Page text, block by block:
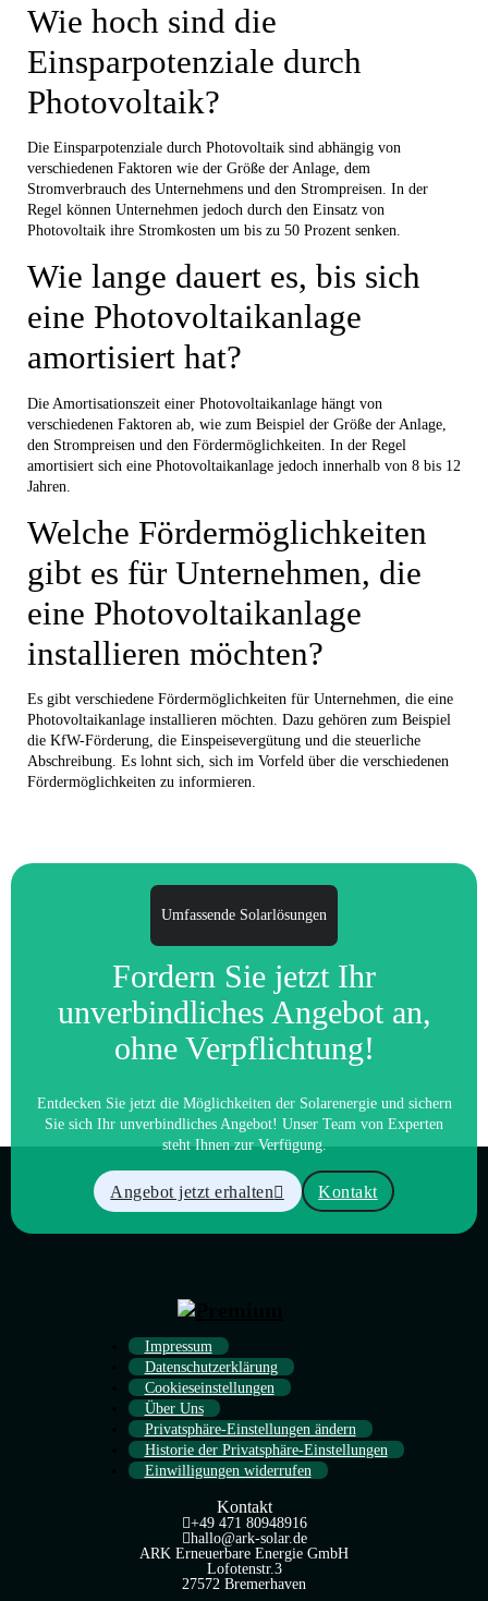
Wie hoch sind die
Einsparpotenziale durch
Photovoltaik?
Die Einsparpotenziale durch Photovoltaik sind abhängig von
verschiedenen Faktoren wie der Größe der Anlage, dem
Stromverbrauch des Unternehmens und den Strompreisen. In der
Regel können Unternehmen jedoch durch den Einsatz von
Photovoltaik ihre Stromkosten um bis zu 50 Prozent senken.
Wie lange dauert es, bis sich
eine Photovoltaikanlage
amortisiert hat?
Die Amortisationszeit einer Photovoltaikanlage hängt von
verschiedenen Faktoren ab, wie zum Beispiel der Größe der Anlage,
den Strompreisen und den Fördermöglichkeiten. In der Regel
amortisiert sich eine Photovoltaikanlage jedoch innerhalb von 8 bis 12
Jahren.
Welche Fördermöglichkeiten
gibt es für Unternehmen, die
eine Photovoltaikanlage
installieren möchten?
Es gibt verschiedene Fördermöglichkeiten für Unternehmen, die eine
Photovoltaikanlage installieren möchten. Dazu gehören zum Beispiel
die KfW-Förderung, die Einspeisevergütung und die steuerliche
Abschreibung. Es lohnt sich, sich im Vorfeld über die verschiedenen
Fördermöglichkeiten zu informieren.
Umfassende Solarlösungen
Fordern Sie jetzt Ihr
unverbindliches Angebot an,
ohne Verpflichtung!
Entdecken Sie jetzt die Möglichkeiten der Solarenergie und sichern
Sie sich Ihr unverbindliches Angebot! Unser Team von Experten
steht Ihnen zur Verfügung.
Angebot jetzt erhalten Kontakt
Impressum
Datenschutzerklärung
Cookieseinstellungen
Über Uns
Privatsphäre-Einstellungen ändern
Historie der Privatsphäre-Einstellungen
Einwilligungen widerrufen
Kontakt
+49 471 80948916
hallo@ark-solar.de
ARK Erneuerbare Energie GmbH
Lofotenstr.3
27572 Bremerhaven